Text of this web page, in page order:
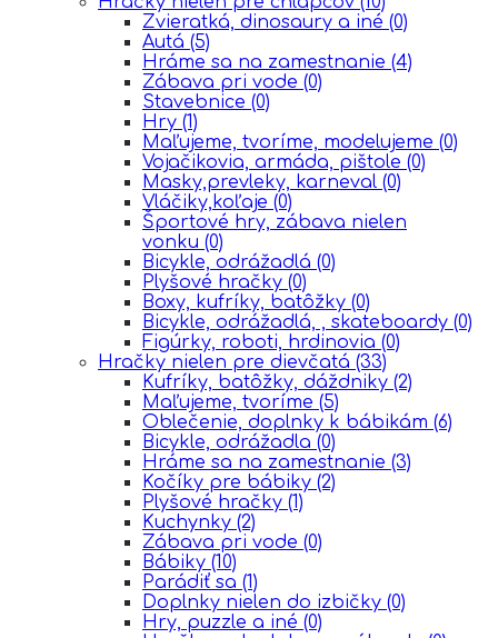
Zvieratká, dinosaury a iné (0)
Autá (5)
Hráme sa na zamestnanie (4)
Zábava pri vode (0)
Stavebnice (0)
Hry (1)
Maľujeme, tvoríme, modelujeme (0)
Vojačikovia, armáda, pištole (0)
Masky,prevleky, karneval (0)
Vláčiky,koľaje (0)
Športové hry, zábava nielen
vonku (0)
Bicykle, odrážadlá (0)
Plyšové hračky (0)
Boxy, kufríky, batôžky (0)
Bicykle, odrážadlá, , skateboardy (0)
Figúrky, roboti, hrdinovia (0)
Hračky nielen pre dievčatá (33)
Kufríky, batôžky, dáždniky (2)
Maľujeme, tvoríme (5)
Oblečenie, doplnky k bábikám (6)
Bicykle, odrážadla (0)
Hráme sa na zamestnanie (3)
Kočíky pre bábiky (2)
Plyšové hračky (1)
Kuchynky (2)
Zábava pri vode (0)
Bábiky (10)
Parádiť sa (1)
Doplnky nielen do izbičky (0)
Hry, puzzle a iné (0)